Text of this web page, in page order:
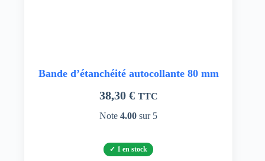
Bande d’étanchéité autocollante 80 mm
38,30 € TTC
Note4.00 sur 5
1 en stock